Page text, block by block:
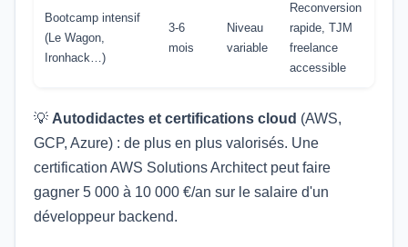
Bootcamp intensif
(Le Wagon,
Ironhack…)
3-6
mois
Niveau
variable
Reconversion
rapide, TJM
freelance
accessible
💡 Autodidactes et certifications cloud (AWS,
GCP, Azure) : de plus en plus valorisés. Une
certification AWS Solutions Architect peut faire
gagner 5 000 à 10 000 €/an sur le salaire d'un
développeur backend.